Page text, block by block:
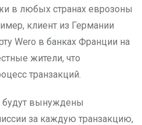
в любых странах еврозоны
клиент из Германии
Wero в банках Франции на
жители, что
транзакций.
будут вынуждены
за каждую транзакцию,